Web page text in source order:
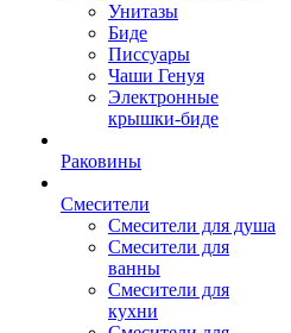
Унитазы
Биде
Писсуары
Чаши Генуя
Электронные
крышки-биде
Раковины
Смесители
Смесители для душа
Смесители для
ванны
Смесители для
кухни